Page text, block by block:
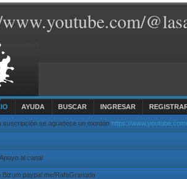
AYUDA BUSCAR INGRESAR
suscripción se agradece un montón https://
al canal
Bizum paypal.me/RafaGranada